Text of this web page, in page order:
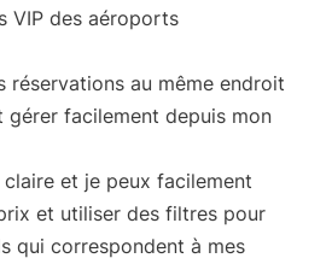
VIP des aéroports
réservations au même endroit
gérer facilement depuis mon
claire et je peux facilement
et utiliser des filtres pour
qui correspondent à mes